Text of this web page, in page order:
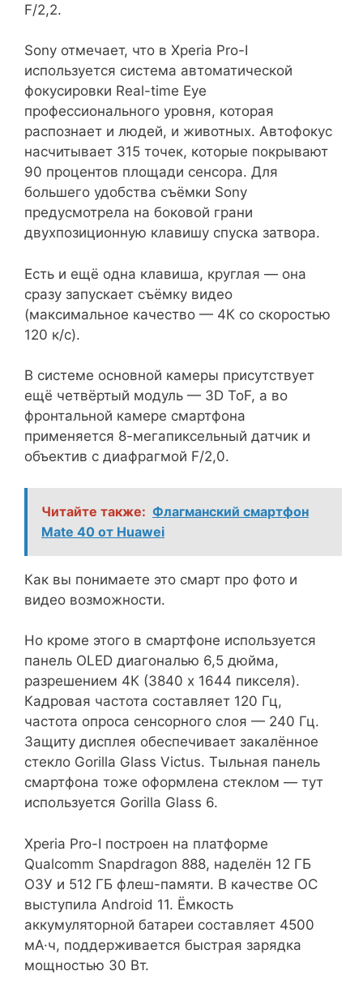
F/2,2.
Sony отмечает, что в Xperia Pro-I
используется система автоматической
фокусировки Real-time Eye
профессионального уровня, которая
распознает и людей, и животных. Автофокус
насчитывает 315 точек, которые покрывают
90 процентов площади сенсора. Для
большего удобства съёмки Sony
предусмотрела на боковой грани
двухпозиционную клавишу спуска затвора.
Есть и ещё одна клавиша, круглая — она
сразу запускает съёмку видео
(максимальное качество — 4К со скоростью
120 к/с).
В системе основной камеры присутствует
ещё четвёртый модуль — 3D ToF, а во
фронтальной камере смартфона
применяется 8-мегапиксельный датчик и
объектив с диафрагмой F/2,0.
Читайте также: Флагманский смартфон
Mate 40 от Huawei
Как вы понимаете это смарт про фото и
видео возможности.
Но кроме этого в смартфоне используется
панель OLED диагональю 6,5 дюйма,
разрешением 4К (3840 х 1644 пикселя).
Кадровая частота составляет 120 Гц,
частота опроса сенсорного слоя — 240 Гц.
Защиту дисплея обеспечивает закалённое
стекло Gorilla Glass Victus. Тыльная панель
смартфона тоже оформлена стеклом — тут
используется Gorilla Glass 6.
Xperia Pro-I построен на платформе
Qualcomm Snapdragon 888, наделён 12 ГБ
ОЗУ и 512 ГБ флеш-памяти. В качестве ОC
выступила Android 11. Ёмкость
аккумуляторной батареи составляет 4500
мА·ч, поддерживается быстрая зарядка
мощностью 30 Вт.